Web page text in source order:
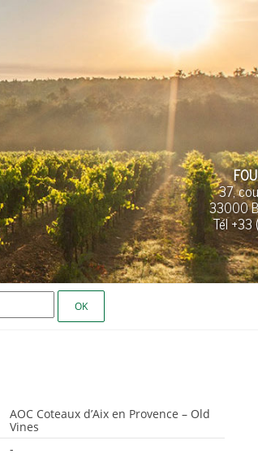
37,
33000
Tél +33
AOC Coteaux d’Aix en Provence – Old
Vines
-